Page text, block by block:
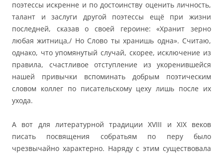
поэтессы искренне и по достоинству оценить личность,
талант и заслуги другой поэтессы ещё при жизни
последней, сказав о своей героине: «Хранит зерно
любая житница,/ Но Слово ты хранишь одна». Считаю,
однако, что упомянутый случай, скорее, исключение из
правила, счастливое отступление из укоренившейся
нашей привычки вспоминать добрым поэтическим
словом коллег по писательскому цеху лишь после их
ухода.
А вот для литературной традиции XVIII и XIX веков
писать посвящения собратьям по перу было
чрезвычайно характерно. Наряду с этим существовала